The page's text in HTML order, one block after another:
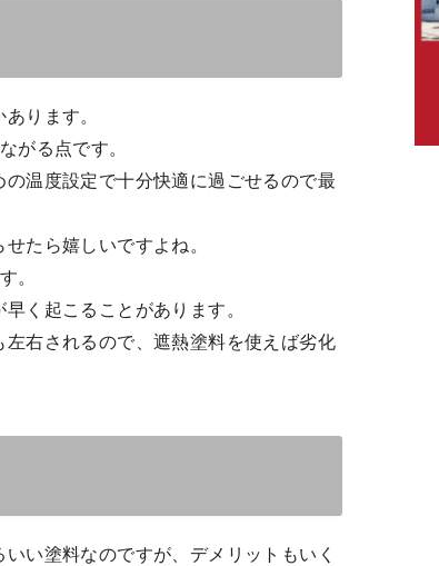
ります。
がる点です。
温度設定で十分快適に過ごせるので最
たら嬉しいですよね。
。
く起こることがあります。
右されるので、遮熱塗料を使えば劣化
い塗料なのですが、デメリットもいく